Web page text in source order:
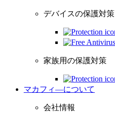
デバイスの保護対策
家族用の保護対策
マカフィ―について
会社情報